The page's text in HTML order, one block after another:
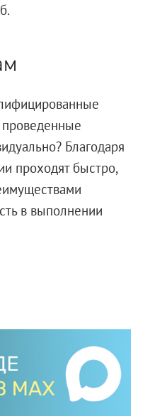
проведенные
Благодаря
проходят быстро,
в выполнении